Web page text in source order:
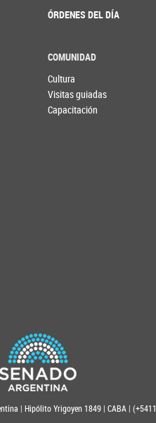
ÓRDENES DEL DÍA
COMUNIDAD
Cultura
Visitas guiadas
Capacitación
| Hipólito Yrigoyen 1849 | CABA |